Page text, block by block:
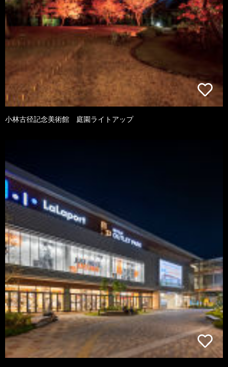
小林古径記念美術館 庭園ライトアップ